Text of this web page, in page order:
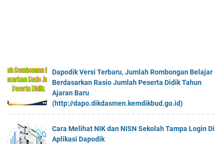
Dapodik Versi Terbaru, Jumlah Rombongan Belajar
Berdasarkan Rasio Jumlah Peserta Didik Tahun
Ajaran Baru
(http://dapo.dikdasmen.kemdikbud.go.id)
Cara Melihat NIK dan NISN Sekolah Tampa Login Di
Aplikasi Dapodik